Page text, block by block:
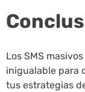
Los SMS
inigualable para
tus estrategias